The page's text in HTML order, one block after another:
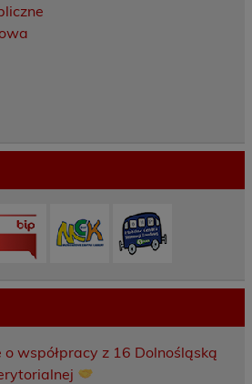
o współpracy z 16 Dolnośląską